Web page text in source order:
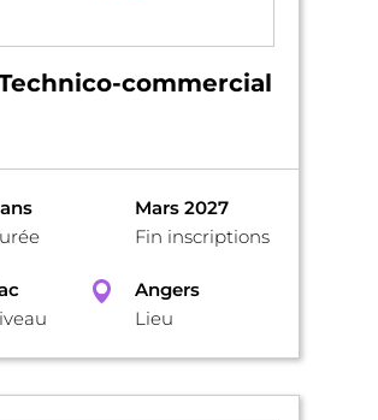
commercial
Mars 2027
Fin inscriptions
Angers
Lieu